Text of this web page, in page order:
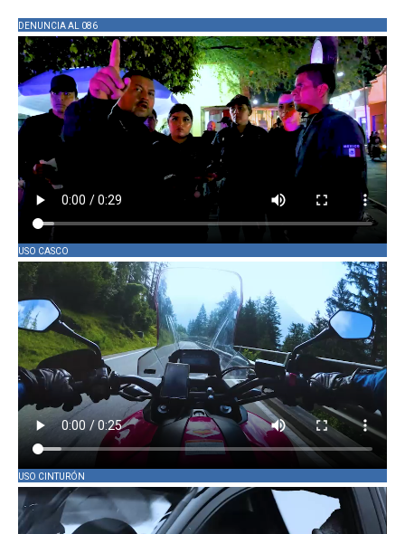
DENUNCIA AL 086
USO CASCO
USO CINTURÓN